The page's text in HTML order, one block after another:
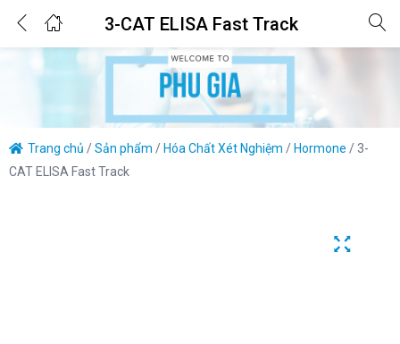
3-CAT ELISA Fast Track
Login
Enter your username and password to login.
Lost password?
Trang chủ /Sản phẩm / Hóa Chất Xét Nghiệm / Hormone / 3-
CAT ELISA Fast Track